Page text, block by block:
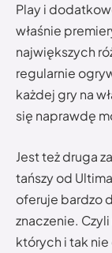
Play i
właśnie
największych
regularnie
każdej gry na
się naprawdę
Jest też druga
tańszy od
oferuje bardzo
znaczenie.
których i tak